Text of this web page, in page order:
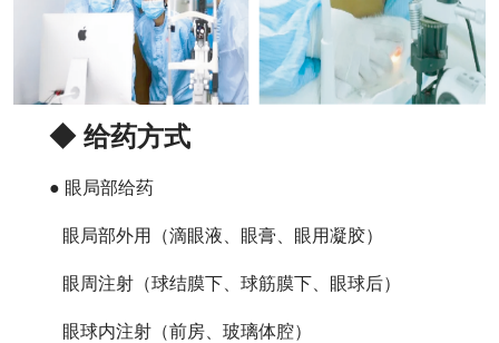
◆ 给药方式
● 眼局部给药
眼局部外用（滴眼液、眼膏、眼用凝胶）
眼周注射（球结膜下、球筋膜下、眼球后）
眼球内注射（前房、玻璃体腔）